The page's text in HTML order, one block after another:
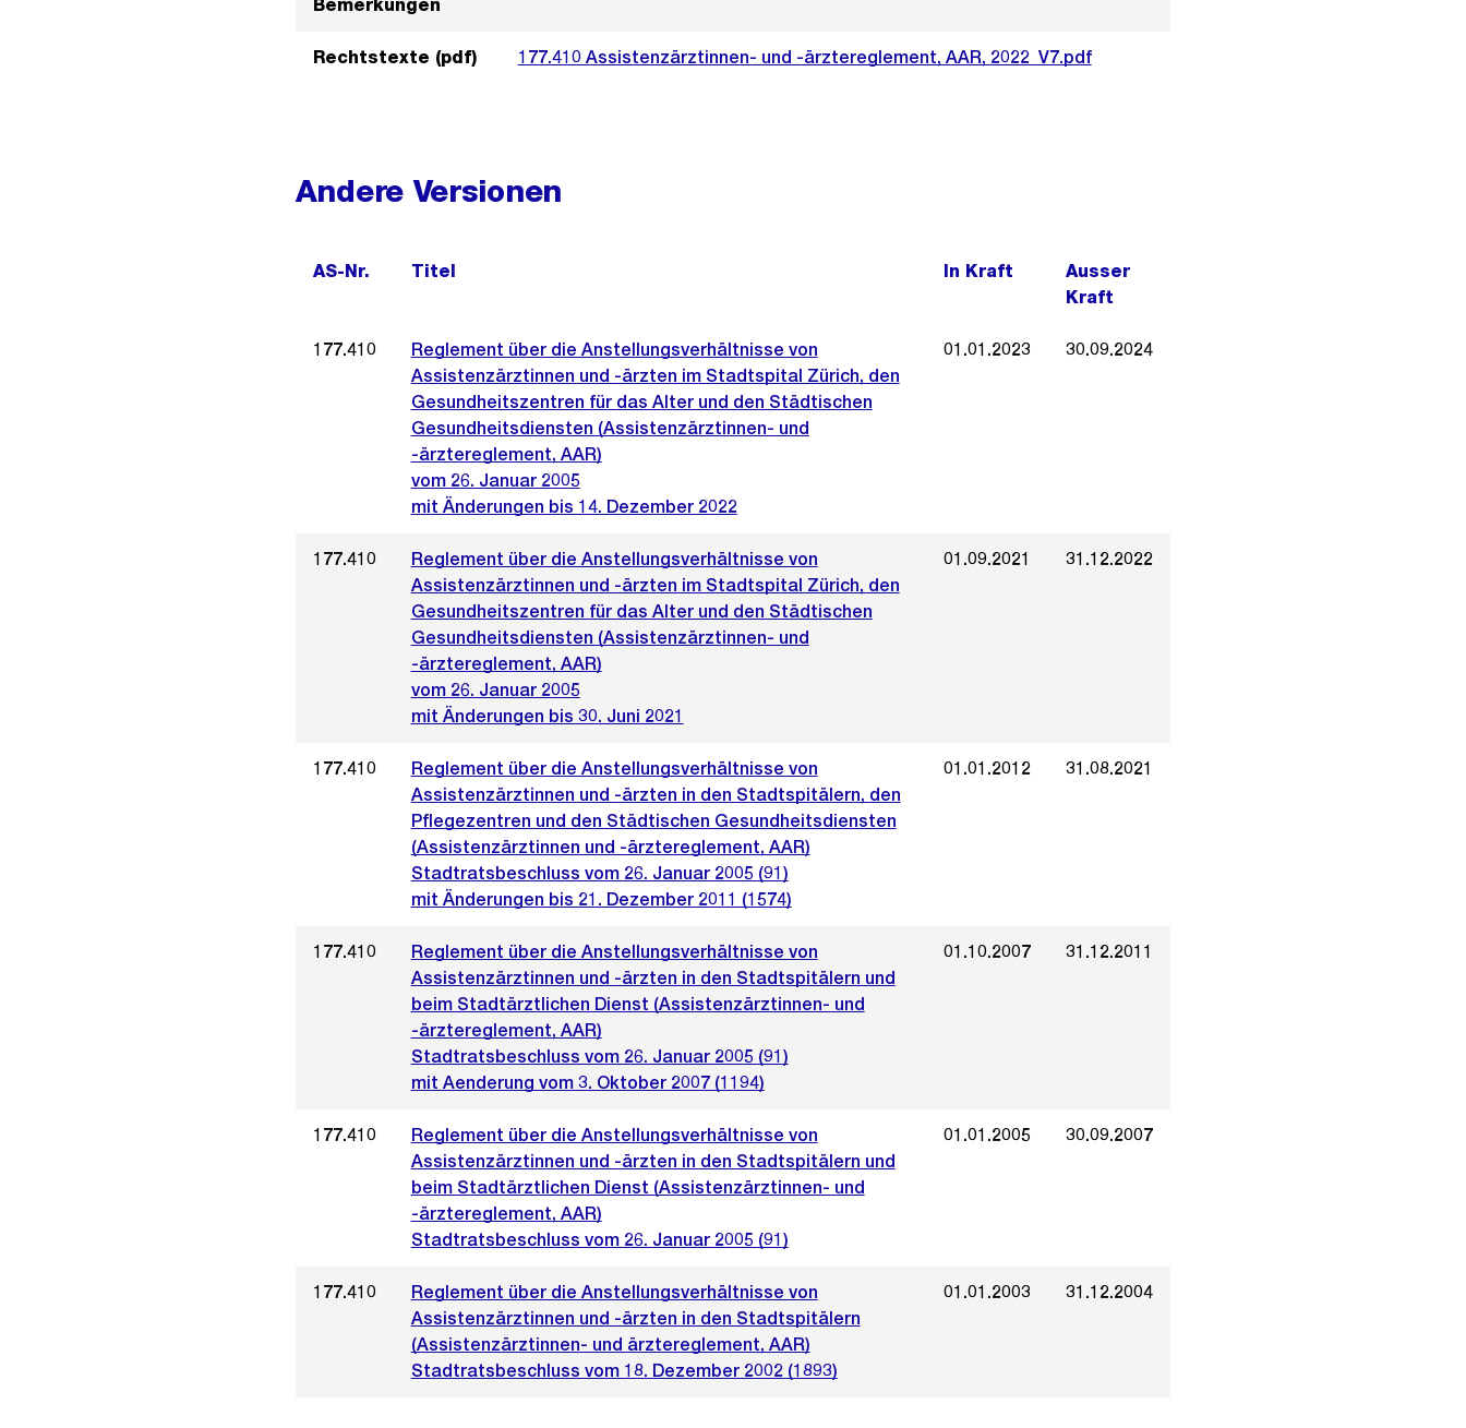
Bemerkungen
Rechtstexte (pdf) 177.410 Assistenzärztinnen- und -ärztereglement, AAR, 2022_V7.pdf
Andere Versionen
AS-Nr. Titel In Kraft
Ausser
Kraft
177.410
Reglement über die Anstellungsverhältnisse von
Assistenzärztinnen und -ärzten im Stadtspital Zürich, den
Gesundheitszentren für das Alter und den Städtischen
Gesundheitsdiensten (Assistenzärztinnen- und
-ärztereglement, AAR)
vom 26. Januar 2005
mit Änderungen bis 14. Dezember 2022
01.01.2023 30.09.2024
177.410
Reglement über die Anstellungsverhältnisse von
Assistenzärztinnen und -ärzten im Stadtspital Zürich, den
Gesundheitszentren für das Alter und den Städtischen
Gesundheitsdiensten (Assistenzärztinnen- und
-ärztereglement, AAR)
vom 26. Januar 2005
mit Änderungen bis 30. Juni 2021
01.09.2021 31.12.2022
177.410
Reglement über die Anstellungsverhältnisse von
Assistenzärztinnen und -ärzten in den Stadtspitälern, den
Pflegezentren und den Städtischen Gesundheitsdiensten
(Assistenzärztinnen und -ärztereglement, AAR)
Stadtratsbeschluss vom 26. Januar 2005 (91)
mit Änderungen bis 21. Dezember 2011 (1574)
01.01.2012 31.08.2021
177.410
Reglement über die Anstellungsverhältnisse von
Assistenzärztinnen und -ärzten in den Stadtspitälern und
beim Stadtärztlichen Dienst (Assistenzärztinnen- und
-ärztereglement, AAR)
Stadtratsbeschluss vom 26. Januar 2005 (91)
mit Aenderung vom 3. Oktober 2007 (1194)
01.10.2007 31.12.2011
177.410
Reglement über die Anstellungsverhältnisse von
Assistenzärztinnen und -ärzten in den Stadtspitälern und
beim Stadtärztlichen Dienst (Assistenzärztinnen- und
-ärztereglement, AAR)
Stadtratsbeschluss vom 26. Januar 2005 (91)
01.01.2005 30.09.2007
177.410
Reglement über die Anstellungsverhältnisse von
Assistenzärztinnen und -ärzten in den Stadtspitälern
(Assistenzärztinnen- und ärztereglement, AAR)
Stadtratsbeschluss vom 18. Dezember 2002 (1893)
01.01.2003 31.12.2004